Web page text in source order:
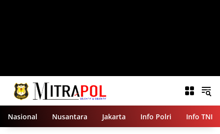
Nasional Nusantara Jakarta Info Polri Info TNI